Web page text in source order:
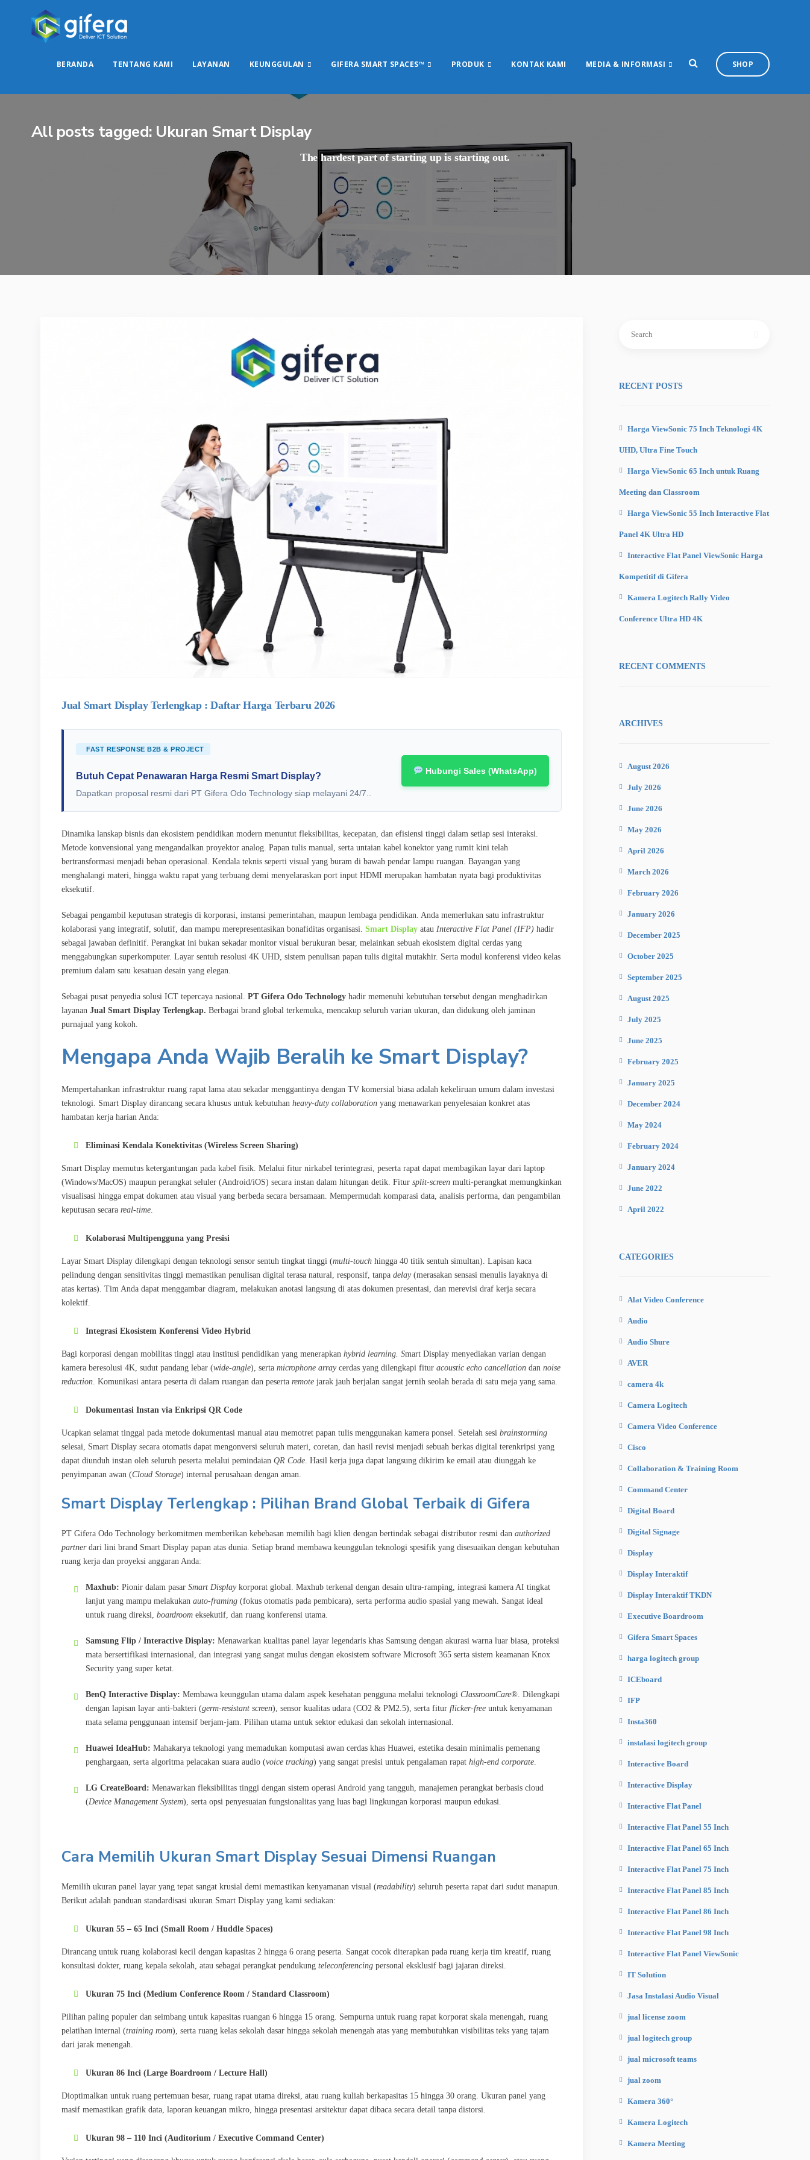
BERANDA TENTANG KAMI LAYANAN KEUNGGULAN GIFERA SMART SPACES™ PRODUK KONTAK KAMI MEDIA & INFORMASI SHOP
All posts tagged: Ukuran Smart Display
The hardest part of starting up is starting out.
Jual Smart Display Terlengkap : Daftar Harga Terbaru 2026
FAST RESPONSE B2B & PROJECT
Butuh Cepat Penawaran Harga Resmi Smart Display?
Dapatkan proposal resmi dari PT Gifera Odo Technology siap melayani 24/7..
Hubungi Sales (WhatsApp)
Dinamika lanskap bisnis dan ekosistem pendidikan modern menuntut fleksibilitas, kecepatan, dan efisiensi tinggi dalam setiap sesi interaksi.
Metode konvensional yang mengandalkan proyektor analog. Papan tulis manual, serta untaian kabel konektor yang rumit kini telah
bertransformasi menjadi beban operasional. Kendala teknis seperti visual yang buram di bawah pendar lampu ruangan. Bayangan yang
menghalangi materi, hingga waktu rapat yang terbuang demi menyelaraskan port input HDMI merupakan hambatan nyata bagi produktivitas
eksekutif.
Sebagai pengambil keputusan strategis di korporasi, instansi pemerintahan, maupun lembaga pendidikan. Anda memerlukan satu infrastruktur
kolaborasi yang integratif, solutif, dan mampu merepresentasikan bonafiditas organisasi. Smart Display atau Interactive Flat Panel (IFP) hadir
sebagai jawaban definitif. Perangkat ini bukan sekadar monitor visual berukuran besar, melainkan sebuah ekosistem digital cerdas yang
menggabungkan superkomputer. Layar sentuh resolusi 4K UHD, sistem penulisan papan tulis digital mutakhir. Serta modul konferensi video kelas
premium dalam satu kesatuan desain yang elegan.
Sebagai pusat penyedia solusi ICT tepercaya nasional. PT Gifera Odo Technology hadir memenuhi kebutuhan tersebut dengan menghadirkan
layanan Jual Smart Display Terlengkap. Berbagai brand global terkemuka, mencakup seluruh varian ukuran, dan didukung oleh jaminan
purnajual yang kokoh.
Mengapa Anda Wajib Beralih ke Smart Display?
Mempertahankan infrastruktur ruang rapat lama atau sekadar menggantinya dengan TV komersial biasa adalah kekeliruan umum dalam investasi
teknologi. Smart Display dirancang secara khusus untuk kebutuhan heavy-duty collaboration yang menawarkan penyelesaian konkret atas
hambatan kerja harian Anda:
Eliminasi Kendala Konektivitas (Wireless Screen Sharing)
Smart Display memutus ketergantungan pada kabel fisik. Melalui fitur nirkabel terintegrasi, peserta rapat dapat membagikan layar dari laptop
(Windows/MacOS) maupun perangkat seluler (Android/iOS) secara instan dalam hitungan detik. Fitur split-screen multi-perangkat memungkinkan
visualisasi hingga empat dokumen atau visual yang berbeda secara bersamaan. Mempermudah komparasi data, analisis performa, dan pengambilan
keputusan secara real-time.
Kolaborasi Multipengguna yang Presisi
Layar Smart Display dilengkapi dengan teknologi sensor sentuh tingkat tinggi (multi-touch hingga 40 titik sentuh simultan). Lapisan kaca
pelindung dengan sensitivitas tinggi memastikan penulisan digital terasa natural, responsif, tanpa delay(merasakan sensasi menulis layaknya di
atas kertas). Tim Anda dapat menggambar diagram, melakukan anotasi langsung di atas dokumen presentasi, dan merevisi draf kerja secara
kolektif.
Integrasi Ekosistem Konferensi Video Hybrid
Bagi korporasi dengan mobilitas tinggi atau institusi pendidikan yang menerapkan hybrid learning. Smart Display menyediakan varian dengan
kamera beresolusi 4K, sudut pandang lebar (wide-angle), serta microphone arraycerdas yang dilengkapi fitur acoustic echo cancellation dan noise
reduction. Komunikasi antara peserta di dalam ruangan dan peserta remote jarak jauh berjalan sangat jernih seolah berada di satu meja yang sama.
Dokumentasi Instan via Enkripsi QR Code
Ucapkan selamat tinggal pada metode dokumentasi manual atau memotret papan tulis menggunakan kamera ponsel. Setelah sesi brainstorming
selesai, Smart Display secara otomatis dapat mengonversi seluruh materi, coretan, dan hasil revisi menjadi sebuah berkas digital terenkripsi yang
dapat diunduh instan oleh seluruh peserta melalui pemindaian QR Code. Hasil kerja juga dapat langsung dikirim ke email atau diunggah ke
penyimpanan awan (Cloud Storage) internal perusahaan dengan aman.
Smart Display Terlengkap : Pilihan Brand Global Terbaik di Gifera
PT Gifera Odo Technology berkomitmen memberikan kebebasan memilih bagi klien dengan bertindak sebagai distributor resmi dan authorized
partnerdari lini brand Smart Display papan atas dunia. Setiap brand membawa keunggulan teknologi spesifik yang disesuaikan dengan kebutuhan
ruang kerja dan proyeksi anggaran Anda:
Maxhub: Pionir dalam pasar Smart Displaykorporat global. Maxhub terkenal dengan desain ultra-ramping, integrasi kamera AI tingkat
lanjut yang mampu melakukan auto-framing (fokus otomatis pada pembicara), serta performa audio spasial yang mewah. Sangat ideal
untuk ruang direksi, boardroom eksekutif, dan ruang konferensi utama.
Samsung Flip / Interactive Display: Menawarkan kualitas panel layar legendaris khas Samsung dengan akurasi warna luar biasa, proteksi
mata bersertifikasi internasional, dan integrasi yang sangat mulus dengan ekosistem software Microsoft 365 serta sistem keamanan Knox
Security yang super ketat.
BenQ Interactive Display: Membawa keunggulan utama dalam aspek kesehatan pengguna melalui teknologi ClassroomCare®. Dilengkapi
dengan lapisan layar anti-bakteri (germ-resistant screen), sensor kualitas udara (CO2 & PM2.5), serta fitur flicker-free untuk kenyamanan
mata selama penggunaan intensif berjam-jam. Pilihan utama untuk sektor edukasi dan sekolah internasional.
Huawei IdeaHub: Mahakarya teknologi yang memadukan komputasi awan cerdas khas Huawei, estetika desain minimalis pemenang
penghargaan, serta algoritma pelacakan suara audio (voice tracking) yang sangat presisi untuk pengalaman rapat high-end corporate.
LG CreateBoard: Menawarkan fleksibilitas tinggi dengan sistem operasi Android yang tangguh, manajemen perangkat berbasis cloud
(Device Management System), serta opsi penyesuaian fungsionalitas yang luas bagi lingkungan korporasi maupun edukasi.
Cara Memilih Ukuran Smart Display Sesuai Dimensi Ruangan
Memilih ukuran panel layar yang tepat sangat krusial demi memastikan kenyamanan visual (readability) seluruh peserta rapat dari sudut manapun.
Berikut adalah panduan standardisasi ukuran Smart Display yang kami sediakan:
Ukuran 55 – 65 Inci (Small Room / Huddle Spaces)
Dirancang untuk ruang kolaborasi kecil dengan kapasitas 2 hingga 6 orang peserta. Sangat cocok diterapkan pada ruang kerja tim kreatif, ruang
konsultasi dokter, ruang kepala sekolah, atau sebagai perangkat pendukung teleconferencing personal eksklusif bagi jajaran direksi.
Ukuran 75 Inci (Medium Conference Room / Standard Classroom)
Pilihan paling populer dan seimbang untuk kapasitas ruangan 6 hingga 15 orang. Sempurna untuk ruang rapat korporat skala menengah, ruang
pelatihan internal (training room), serta ruang kelas sekolah dasar hingga sekolah menengah atas yang membutuhkan visibilitas teks yang tajam
dari jarak menengah.
Ukuran 86 Inci (Large Boardroom / Lecture Hall)
Dioptimalkan untuk ruang pertemuan besar, ruang rapat utama direksi, atau ruang kuliah berkapasitas 15 hingga 30 orang. Ukuran panel yang
masif memastikan grafik data, laporan keuangan mikro, hingga presentasi arsitektur dapat dibaca secara detail tanpa distorsi.
Ukuran 98 – 110 Inci (Auditorium / Executive Command Center)
RECENT POSTS
Harga ViewSonic 75 Inch Teknologi 4K
UHD, Ultra Fine Touch
Harga ViewSonic 65 Inch untuk Ruang
Meeting dan Classroom
Harga ViewSonic 55 Inch Interactive Flat
Panel 4K Ultra HD
Interactive Flat Panel ViewSonic Harga
Kompetitif di Gifera
Kamera Logitech Rally Video
Conference Ultra HD 4K
RECENT COMMENTS
ARCHIVES
August 2026
July 2026
June 2026
May 2026
April 2026
March 2026
February 2026
January 2026
December 2025
October 2025
September 2025
August 2025
July 2025
June 2025
February 2025
January 2025
December 2024
May 2024
February 2024
January 2024
June 2022
April 2022
CATEGORIES
Alat Video Conference
Audio
Audio Shure
AVER
camera 4k
Camera Logitech
Camera Video Conference
Cisco
Collaboration & Training Room
Command Center
Digital Board
Digital Signage
Display
Display Interaktif
Display Interaktif TKDN
Executive Boardroom
Gifera Smart Spaces
harga logitech group
ICEboard
IFP
Insta360
instalasi logitech group
Interactive Board
Interactive Display
Interactive Flat Panel
Interactive Flat Panel 55 Inch
Interactive Flat Panel 65 Inch
Interactive Flat Panel 75 Inch
Interactive Flat Panel 85 Inch
Interactive Flat Panel 86 Inch
Interactive Flat Panel 98 Inch
Interactive Flat Panel ViewSonic
IT Solution
Jasa Instalasi Audio Visual
jual license zoom
jual logitech group
jual microsoft teams
jual zoom
Kamera 360°
Kamera Logitech
Kamera Meeting